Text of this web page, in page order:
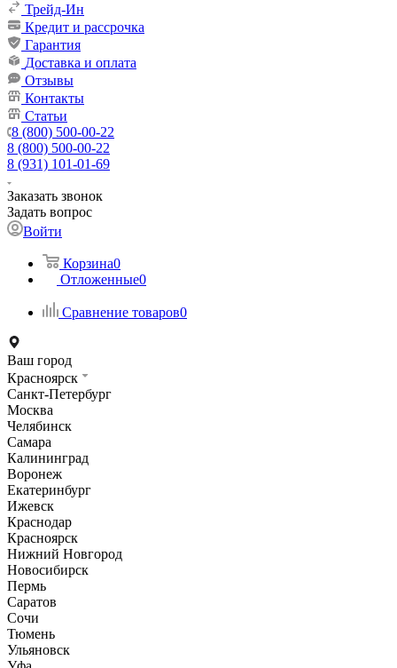
Трейд-Ин
Кредит и рассрочка
Гарантия
Доставка и оплата
Отзывы
Контакты
Статьи
8 (800) 500-00-22
8 (800) 500-00-22
8 (931) 101-01-69
Заказать звонок
Задать вопрос
Войти
Корзина0
Отложенные0
Сравнение товаров0
Ваш город
Красноярск
Санкт-Петербург
Москва
Челябинск
Самара
Калининград
Воронеж
Екатеринбург
Ижевск
Краснодар
Красноярск
Нижний Новгород
Новосибирск
Пермь
Саратов
Сочи
Тюмень
Ульяновск